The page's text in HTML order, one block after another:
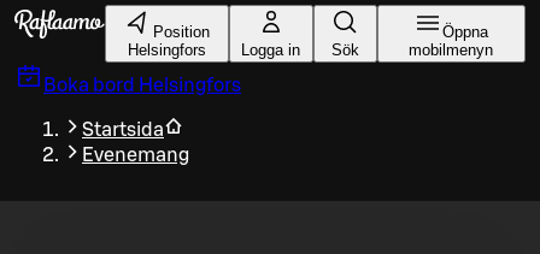
Gå till huvudinnehållet
Position
Helsingfors
Logga in Sök
Öppna
mobilmenyn
Boka bord Helsingfors
Startsida
Evenemang